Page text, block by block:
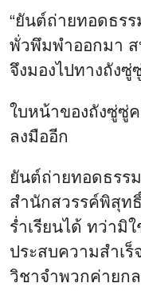
“ยันต์ถ่ายทอดธร
พั่วพึมพำออกมา
จึงมองไปทางถัง
ใบหน้าของถังซู่ซู่
ลงมืออีก
ยันต์ถ่ายทอดธรร
สำนักสวรรค์พิสุท
ร่ำเรียนได้ ทว่ามิ
ประสบความสำเ
วิชาจำพวกค่ายก